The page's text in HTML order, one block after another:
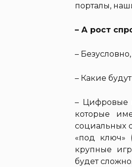
порталы,
– А рост
–
– Какие
– Цифровые
которые
социальных
«под ключ»
крупные
будет